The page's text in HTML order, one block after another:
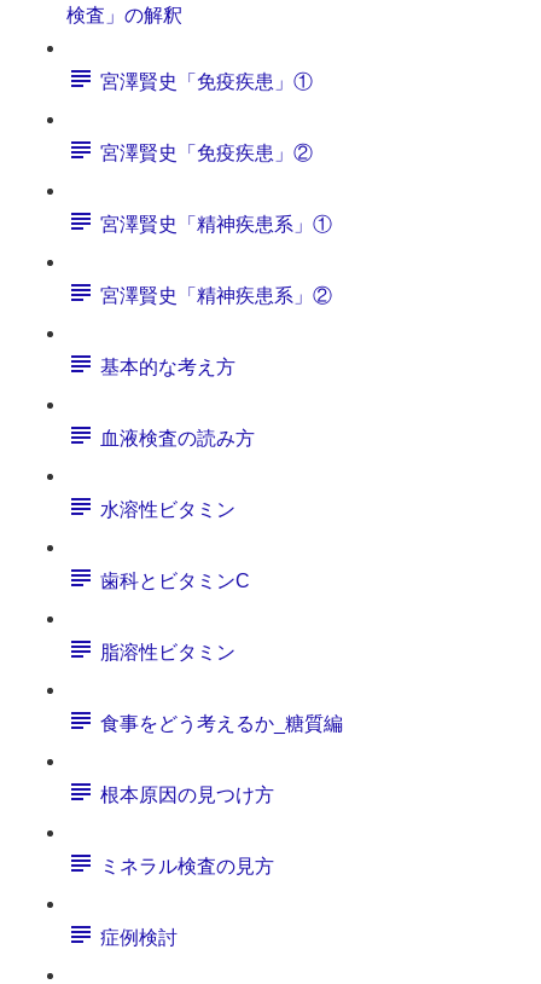
検査」の解釈
宮澤賢史「免疫疾患」①
宮澤賢史「免疫疾患」②
宮澤賢史「精神疾患系」①
宮澤賢史「精神疾患系」②
基本的な考え方
血液検査の読み方
水溶性ビタミン
歯科とビタミンC
脂溶性ビタミン
食事をどう考えるか_糖質編
根本原因の見つけ方
ミネラル検査の見方
症例検討